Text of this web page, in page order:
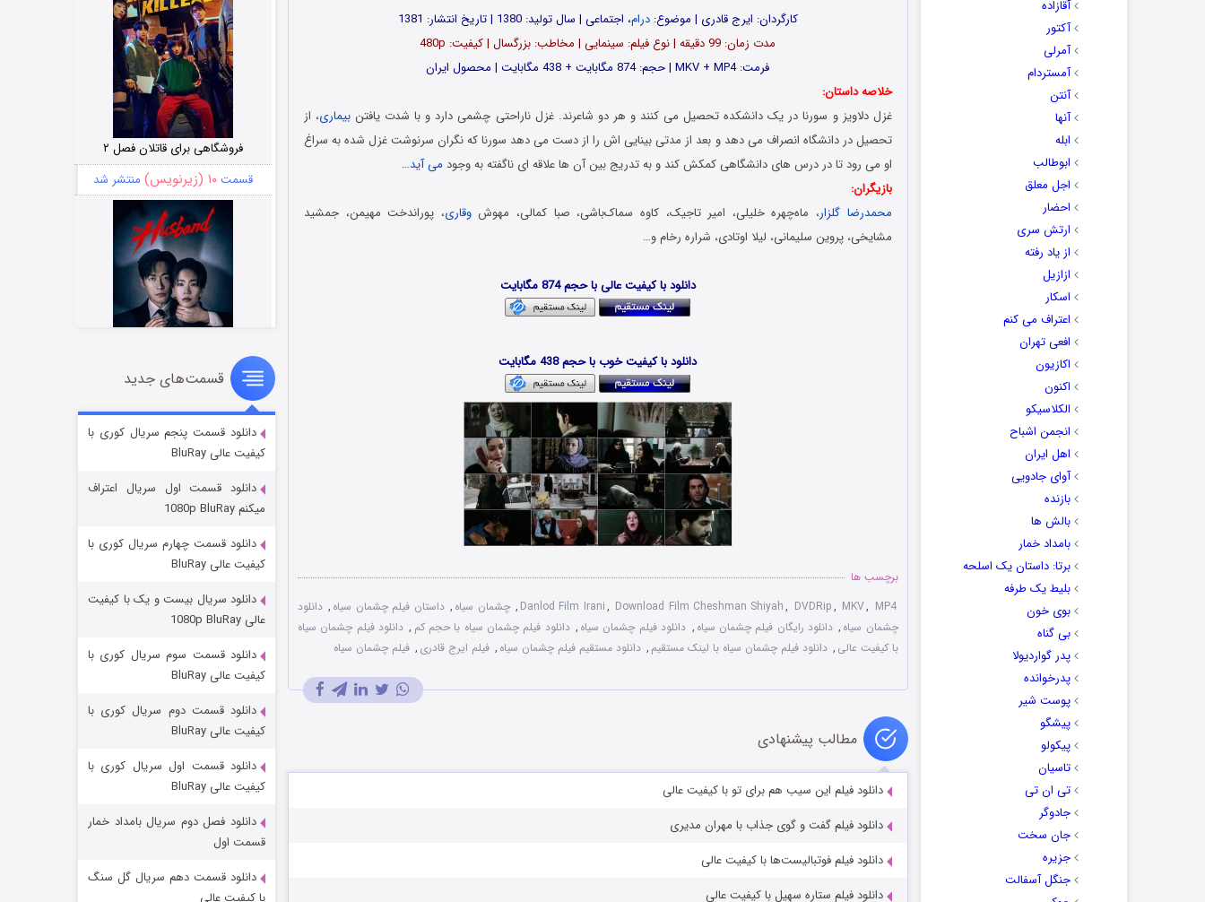
آقازاده
آکتور
آمرلی
آمستردام
آنتن
آنها
ابله
ابوطالب
اجل معلق
احضار
ارتش سری
از یاد رفته
ازازیل
اسکار
اعتراف می کنم
افعی تهران
اکازیون
اکنون
الکلاسیکو
انجمن اشباح
اهل ایران
آوای جادویی
بازنده
بالش ها
بامداد خمار
برتا: داستان یک اسلحه
بلیط یک‌‌ طرفه
بوی خون
بی گناه
پدر گواردیولا
پدرخوانده
پوست شیر
پیشگو
پیکولو
تاسیان
تی ان تی
جادوگر
جان سخت
جزیره
جنگل آسفالت
کارگردان: ایرج قادری | موضوع:درام، اجتماعی | سال تولید: 1380 | تاریخ انتشار: 1381
مدت زمان: 99 دقیقه | نوع فیلم: سینمایی | مخاطب: بزرگسال | کیفیت: 480p
فرمت: MKV + MP4 | حجم: 874 مگابایت + 438 مگابایت | محصول ایران
خلاصه داستان:
غزل دلاویز و سورنا در یک دانشکده تحصیل می کنند و هر دو شاعرند. غزل ناراحتی چشمی دارد و با شدت یافتن بیماری، از
تحصیل در دانشگاه انصراف می دهد و بعد از مدتی بینایی اش را از دست می دهد سورنا که نگران سرنوشت غزل شده به سراغ
او می رود تا در درس های دانشگاهی کمکش کند و به تدریج بین آن ها علاقه ای ناگفته به وجود می آید…
بازیگران:
محمدرضا گلزار، ماه‌چهره خلیلی، امیر تاجیک، کاوه سماک‌باشی، صبا کمالی، مهوشوقاری، پوراندخت مهیمن، جمشید
مشایخی، پروین سلیمانی، لیلا اوتادی، شراره رخام و…
دانلود با کیفیت عالی با حجم 874 مگابایت
دانلود با کیفیت خوب با حجم 438 مگابایت
برچسب ها
Danlod Film Irani, Download Film Cheshman Shiyah, DVDRip, MKV, MP4
, چشمان سیاه , داستان فیلم چشمان سیاه , دانلود
چشمان سیاه , دانلود رایگان فیلم چشمان سیاه , دانلود فیلم چشمان سیاه , دانلود فیلم چشمان سیاه با حجم کم , دانلود فیلم چشمان سیاه
با کیفیت عالی , دانلود فیلم چشمان سیاه با لینک مستقیم , دانلود مستقیم فیلم چشمان سیاه , فیلم ایرج قادری , فیلم چشمان سیاه
مطالب پیشنهادی
دانلود فیلم این سیب هم برای تو با کیفیت عالی
دانلود فیلم گفت و گوی جذاب با مهران مدیری
دانلود فیلم فوتبالیست‌ها با کیفیت عالی
دانلود فیلم ستاره سهیل با کیفیت عالی
فروشگاهی برای قاتلان فصل ۲
قسمت۱۰ (زیرنویس) منتشر شد
شوهر
قسمت۸ (زیرنویس) منتشر شد
عملیات آپارتمان
مردگان متحرک: شهر مرده ۳
قسمت ۲ (زیرنویس) منتشر شد
قسمت‌های جدید
دانلود قسمت پنجم سریال کوری با
کیفیت عالی BluRay
دانلود قسمت اول سریال اعتراف
میکنم 1080p BluRay
دانلود قسمت چهارم سریال کوری با
کیفیت عالی BluRay
دانلود سریال بیست و یک با کیفیت
عالی 1080p BluRay
دانلود قسمت سوم سریال کوری با
کیفیت عالی BluRay
دانلود قسمت دوم سریال کوری با
کیفیت عالی BluRay
دانلود قسمت اول سریال کوری با
کیفیت عالی BluRay
دانلود فصل دوم سریال بامداد خمار
قسمت اول
دانلود قسمت دهم سریال گل سنگ
با کیفیت عالی